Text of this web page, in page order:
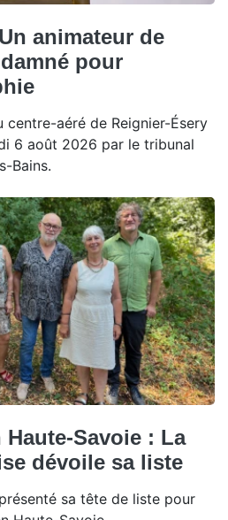
animateur de
pour
centre-aéré de Reignier-Ésery
6 août 2026 par le tribunal
Bains.
Savoie : La
dévoile sa liste
sa tête de liste pour